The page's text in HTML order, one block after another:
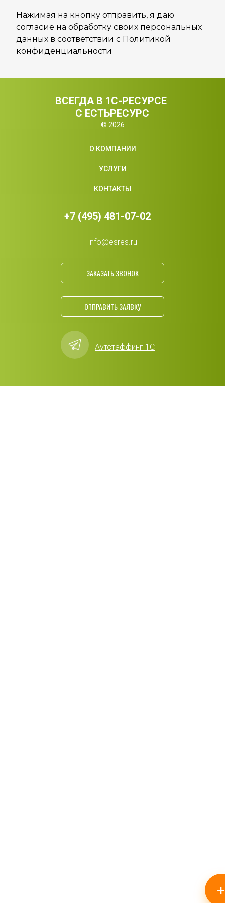
+
Нажимая на кнопку отправить, я даю
согласие на обработку своих персональных
данных в соответствии с Политикой
конфиденциальности
© 2026
Аутстаффинг 1С
ВСЕГДА В 1С-РЕСУРСЕ
С ЕСТЬРЕСУРС
ОТПРАВИТЬ ЗАЯВКУ
ЗАКАЗАТЬ ЗВОНОК
+7 (495) 481-07-02
info@esres.ru
О КОМПАНИИ
УСЛУГИ
КОНТАКТЫ